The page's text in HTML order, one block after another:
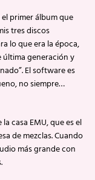
primer álbum que
tres discos
lo que era la época,
última generación y
El software es
no siempre…
casa EMU, que es el
de mezclas. Cuando
más grande con